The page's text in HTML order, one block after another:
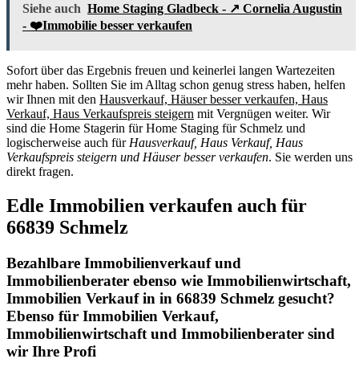
Siehe auch Home Staging Gladbeck - ↗️ Cornelia Augustin
- ❤️Immobilie besser verkaufen
Sofort über das Ergebnis freuen und keinerlei langen Wartezeiten
mehr haben. Sollten Sie im Alltag schon genug stress haben, helfen
wir Ihnen mit den Hausverkauf, Häuser besser verkaufen, Haus
Verkauf, Haus Verkaufspreis steigern mit Vergnügen weiter. Wir
sind die Home Stagerin für Home Staging für Schmelz und
logischerweise auch fürHausverkauf, Haus Verkauf, Haus
Verkaufspreis steigern und Häuser besser verkaufen. Sie werden uns
direkt fragen.
Edle Immobilien verkaufen auch für
66839 Schmelz
Bezahlbare Immobilienverkauf und
Immobilienberater ebenso wie Immobilienwirtschaft,
Immobilien Verkauf in in 66839 Schmelz gesucht?
Ebenso für Immobilien Verkauf,
Immobilienwirtschaft und Immobilienberater sind
wir Ihre Profi